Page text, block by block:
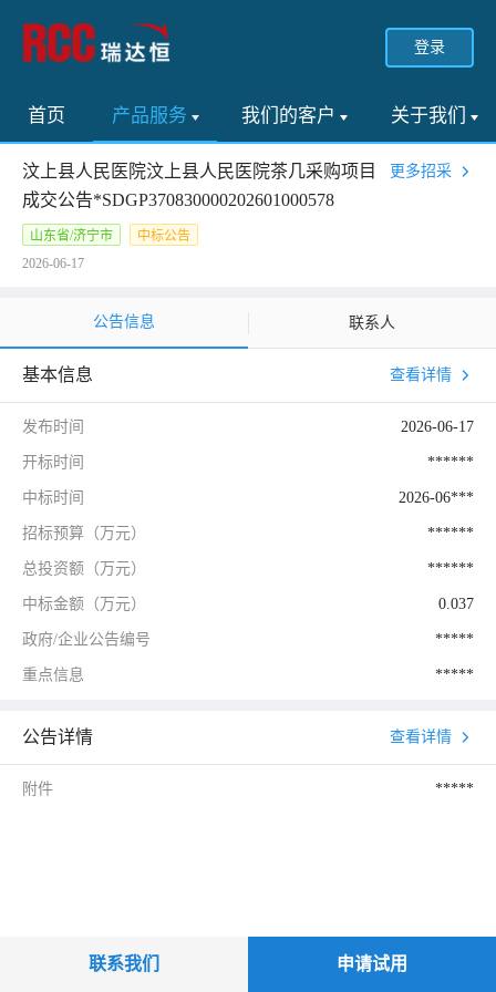
登录
首页 产品服务 我们的客户 关于我们
汶上县人民医院汶上县人民医院茶几采购项目
成交公告*SDGP370830000202601000578
更多招采
山东省/济宁市
中标公告
2026-06-17
公告信息 联系人
基本信息 查看详情
发布时间 2026-06-17
开标时间 ******
中标时间 2026-06***
招标预算（万元） ******
总投资额（万元） ******
中标金额（万元） 0.037
政府/企业公告编号 *****
重点信息 *****
公告详情 查看详情
附件 *****
联系我们 申请试用